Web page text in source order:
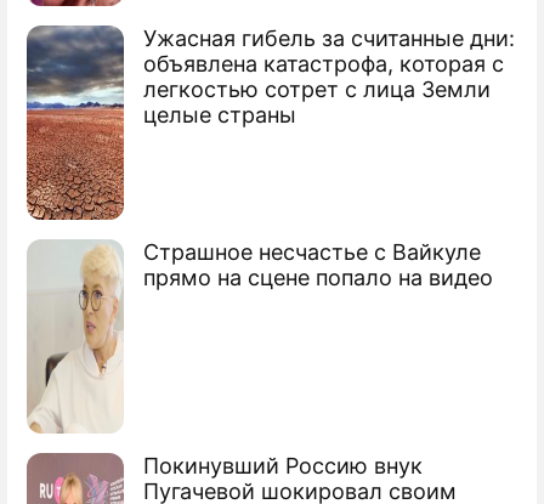
Ужасная гибель за считанные дни:
объявлена катастрофа, которая с
легкостью сотрет с лица Земли
целые страны
Страшное несчастье с Вайкуле
прямо на сцене попало на видео
Покинувший Россию внук
Пугачевой шокировал своим
Ученые создали телефон для похудения
Найден способ похудеть быстро и без
затрат
Врачи нашли новый способ быстро
похудеть
Сюжеты